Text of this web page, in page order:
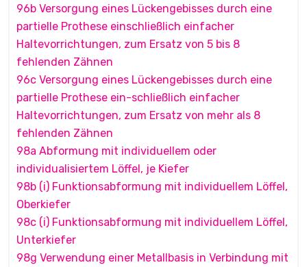
96b Versorgung eines Lückengebisses durch eine
partielle Prothese einschließlich einfacher
Haltevorrichtungen, zum Ersatz von 5 bis 8
fehlenden Zähnen
96c Versorgung eines Lückengebisses durch eine
partielle Prothese ein-schließlich einfacher
Haltevorrichtungen, zum Ersatz von mehr als 8
fehlenden Zähnen
98a Abformung mit individuellem oder
individualisiertem Löffel, je Kiefer
98b (i) Funktionsabformung mit individuellem Löffel,
Oberkiefer
98c (i) Funktionsabformung mit individuellem Löffel,
Unterkiefer
98g Verwendung einer Metallbasis in Verbindung mit